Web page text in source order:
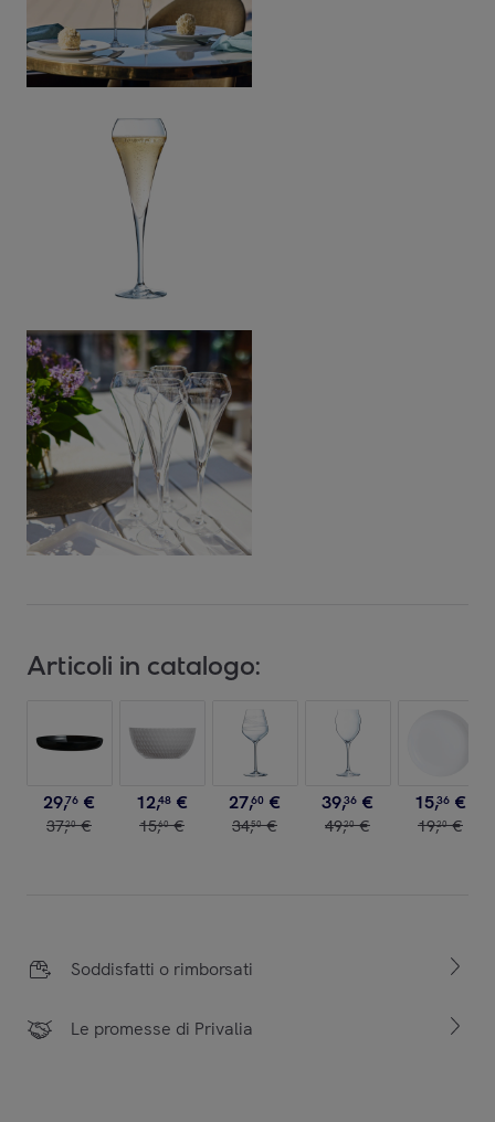
Articoli in catalogo:
29,76 €
37,20 €
12,48 €
15,60 €
27,60 €
34,50 €
39,36 €
49,20 €
15,36 €
19,20 €
Soddisfatti o rimborsati
Le promesse di Privalia